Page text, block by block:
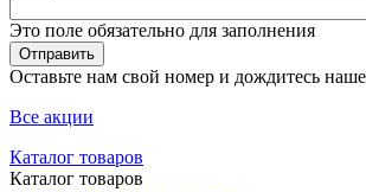
Это поле обязательно для заполнения
Оставьте нам свой номер и дождитесь
Все акции
Каталог товаров
Каталог товаров